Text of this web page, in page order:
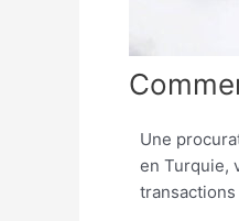
Une
en Turquie,